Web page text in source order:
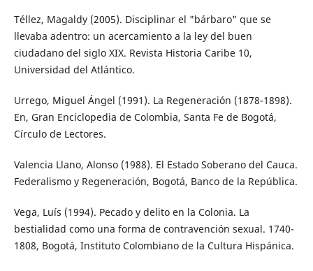
Téllez, Magaldy (2005). Disciplinar el "bárbaro" que se
llevaba adentro: un acercamiento a la ley del buen
ciudadano del siglo XIX. Revista Historia Caribe 10,
Universidad del Atlántico.
Urrego, Miguel Ángel (1991). La Regeneración (1878-1898).
En, Gran Enciclopedia de Colombia, Santa Fe de Bogotá,
Círculo de Lectores.
Valencia Llano, Alonso (1988). El Estado Soberano del Cauca.
Federalismo y Regeneración, Bogotá, Banco de la República.
Vega, Luís (1994). Pecado y delito en la Colonia. La
bestialidad como una forma de contravención sexual. 1740-
1808, Bogotá, Instituto Colombiano de la Cultura Hispánica.